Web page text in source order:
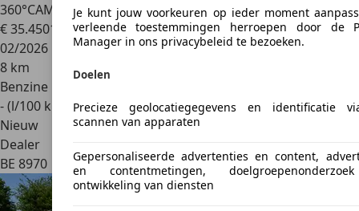
Je kunt jouw voorkeuren op ieder moment
verleende toestemmingen herroepen door de
Manager in ons privacybeleid te bezoeken.
Doelen
Precieze geolocatiegegevens en identificatie
scannen van apparaten
Gepersonaliseerde advertenties en content,
en contentmetingen,
ontwikkeling van diensten
360°CAM /
€ 35.4501
02/2026
8 km
Benzine
- (l/100 km)
Nieuw
Dealer
BE 8970